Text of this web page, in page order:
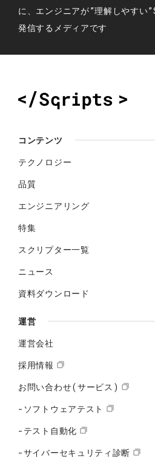
に、エンジニアが”理解しやす
発信するメディアです
コンテンツ
テクノロジー
品質
エンジニアリング
特集
スクリプター一覧
ニュース
資料ダウンロード
運営
運営会社
採用情報
お問い合わせ(サービス)
-ソフトウェアテスト
-テスト自動化
-サイバーセキュリティ診断